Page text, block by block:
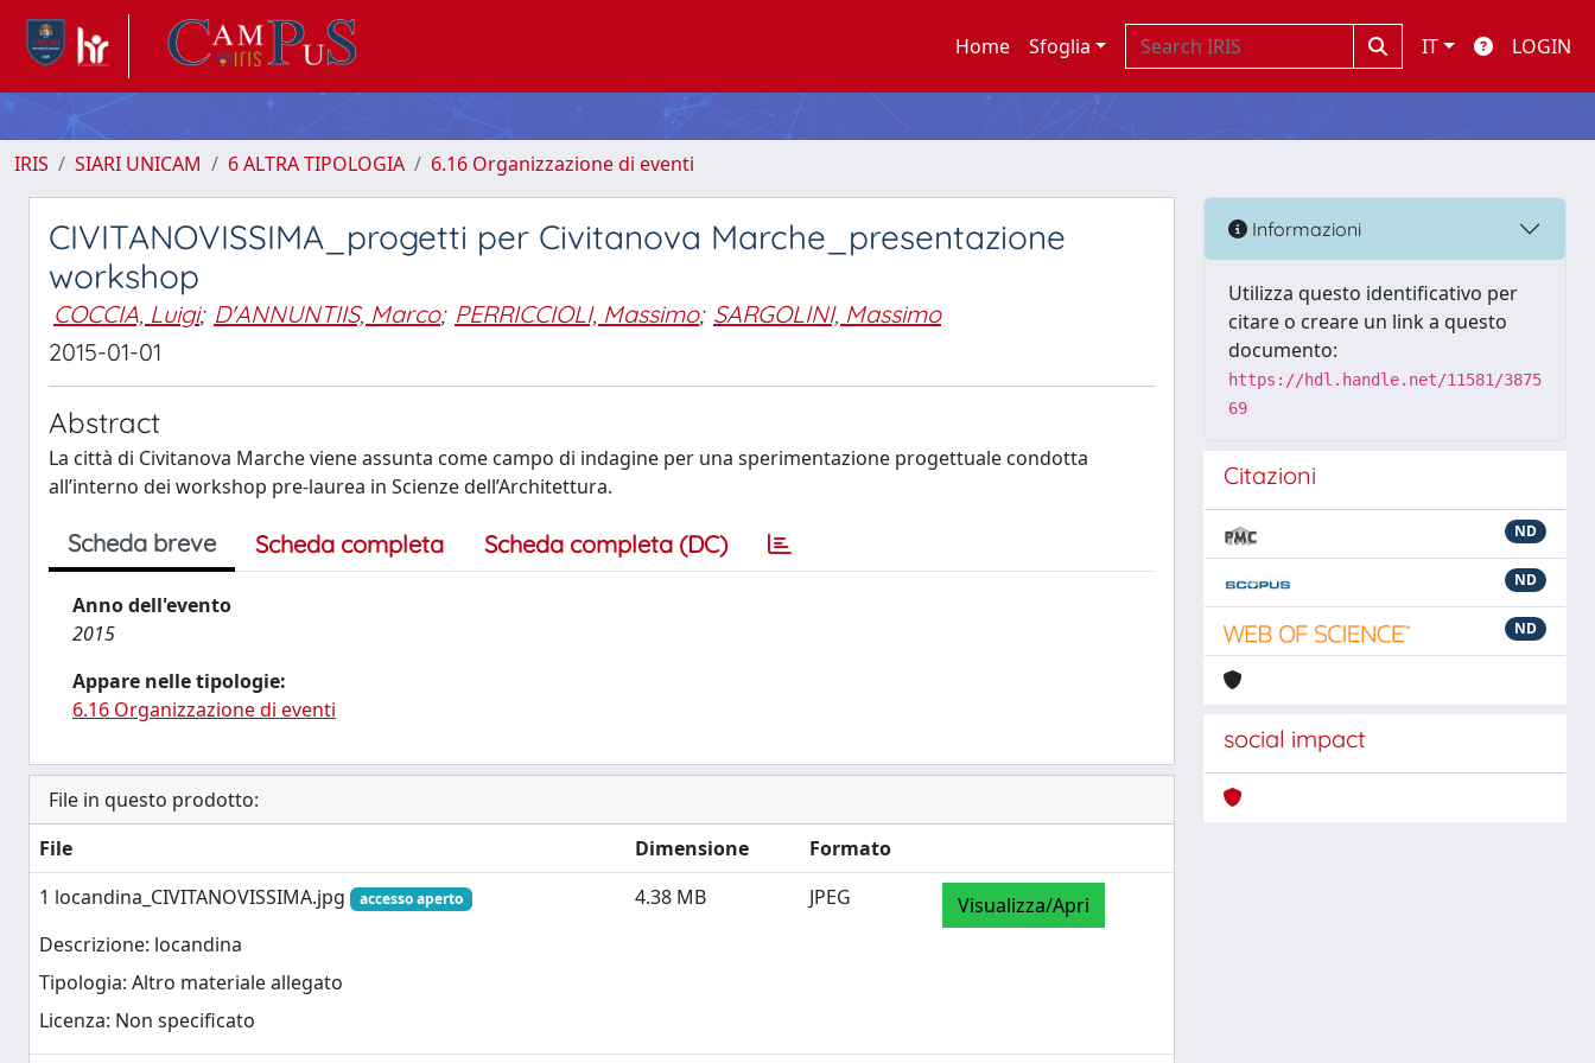
Home Sfoglia IT LOGIN
IRIS SIARI UNICAM 6 ALTRA TIPOLOGIA 6.16 Organizzazione di eventi
CIVITANOVISSIMA_progetti per Civitanova Marche_presentazione
workshop
COCCIA, Luigi; D'ANNUNTIIS, Marco; PERRICCIOLI, Massimo; SARGOLINI, Massimo
2015-01-01
Abstract
La città di Civitanova Marche viene assunta come campo di indagine per una sperimentazione progettuale condotta
all’interno dei workshop pre-laurea in Scienze dell’Architettura.
Scheda breve Scheda completa Scheda completa (DC)
Anno dell'evento
2015
Appare nelle tipologie:
6.16 Organizzazione di eventi
File in questo prodotto:
File
Dimensione
Formato
1 locandina_CIVITANOVISSIMA.jpg
accesso aperto
Descrizione: locandina
Tipologia: Altro materiale allegato
Licenza: Non specificato
4.38 MB JPEG Visualizza/Apri
Informazioni
Utilizza questo identificativo per
citare o creare un link a questo
documento:
https://hdl.handle.net/11581/3875
69
Citazioni
ND
ND
ND
social impact